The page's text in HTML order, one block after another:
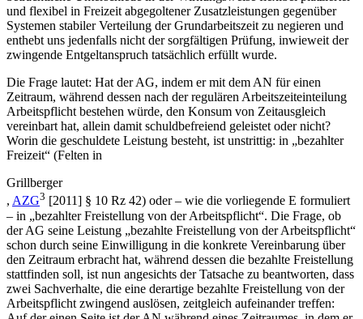
und flexibel in Freizeit abgegoltener Zusatzleistungen gegenüber
Systemen stabiler Verteilung der Grundarbeitszeit zu negieren und
enthebt uns jedenfalls nicht der sorgfältigen Prüfung, inwieweit der
zwingende Entgeltanspruch tatsächlich erfüllt wurde.
Die Frage lautet: Hat der AG, indem er mit dem AN für einen
Zeitraum, während dessen nach der regulären Arbeitszeiteinteilung
Arbeitspflicht bestehen würde, den Konsum von Zeitausgleich
vereinbart hat, allein damit schuldbefreiend geleistet oder nicht?
Worin die geschuldete Leistung besteht, ist unstrittig: in „bezahlter
Freizeit“ (Felten in
Grillberger
, AZG3 [2011] § 10 Rz 42) oder – wie die vorliegende E formuliert
– in „bezahlter Freistellung von der Arbeitspflicht“. Die Frage, ob
der AG seine Leistung „bezahlte Freistellung von der Arbeitspflicht“
schon durch seine Einwilligung in die konkrete Vereinbarung über
den Zeitraum erbracht hat, während dessen die bezahlte Freistellung
stattfinden soll, ist nun angesichts der Tatsache zu beantworten, dass
zwei Sachverhalte, die eine derartige bezahlte Freistellung von der
Arbeitspflicht zwingend auslösen, zeitgleich aufeinander treffen: